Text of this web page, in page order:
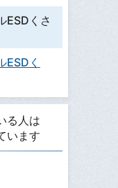
ESDくさ
ESDく
る人は
います